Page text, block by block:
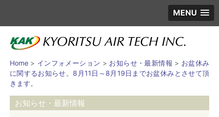
MENU
Home > インフォメーション > お知らせ・最新情報 > お盆休み
に関するお知らせ。8月11日～8月19日までお盆休みとさせて頂
きます。
お知らせ・最新情報